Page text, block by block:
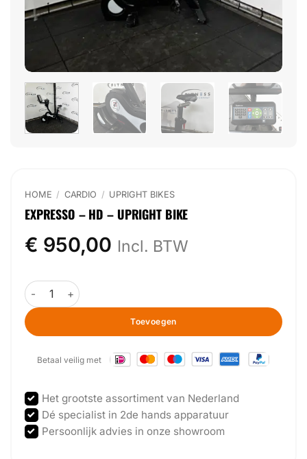
HOME / CARDIO / UPRIGHT BIKES
EXPRESSO – HD – UPRIGHT BIKE
€ 950,00 Incl. BTW
Expresso - HD - Upright Bike aantal
Toevoegen
Betaal veilig met
Het grootste assortiment van Nederland
Dé specialist in 2de hands apparatuur
Persoonlijk advies in onze showroom